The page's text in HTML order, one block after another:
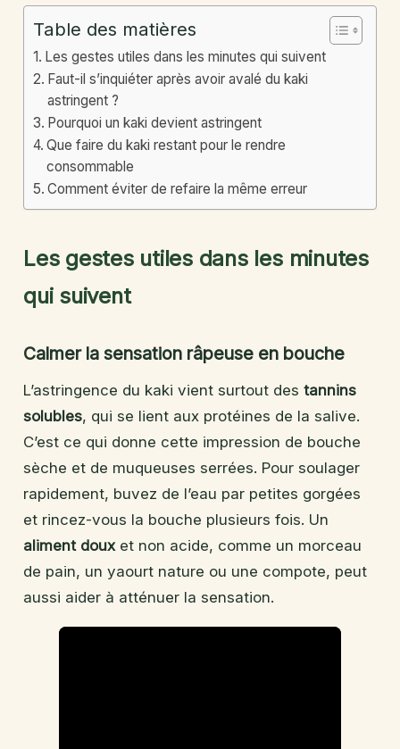
Table des matières
Les gestes utiles dans les minutes qui suivent
Faut-il s’inquiéter après avoir avalé du kaki
astringent ?
Pourquoi un kaki devient astringent
Que faire du kaki restant pour le rendre
consommable
Comment éviter de refaire la même erreur
Les gestes utiles dans les minutes
qui suivent
Calmer la sensation râpeuse en bouche
L’astringence du kaki vient surtout des tannins
solubles, qui se lient aux protéines de la salive.
C’est ce qui donne cette impression de bouche
sèche et de muqueuses serrées. Pour soulager
rapidement, buvez de l’eau par petites gorgées
et rincez-vous la bouche plusieurs fois. Un
aliment douxet non acide, comme un morceau
de pain, un yaourt nature ou une compote, peut
aussi aider à atténuer la sensation.